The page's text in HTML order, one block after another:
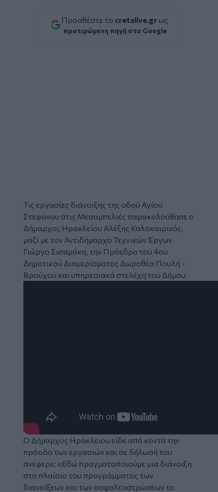
Προσθέστε το cretalive.gr ως
προτιμώμενη πηγή στο Google
Tις εργασίες διάνοιξης της οδού Αγίου
Στεφάνου στις Μεσαμπελιές παρακολούθησε ο
Δήμαρχος Ηρακλείου Αλέξης Καλοκαιρινός,
μαζί με τον Αντιδήμαρχο Τεχνικών Έργων
Γιώργο Σισαμάκη, την Πρόεδρο του 4ου
Δημοτικού Διαμερίσματος Δωροθέα Πουλή -
Βρούχου και υπηρεσιακά στελέχη του Δήμου.
Ο Δήμαρχος Ηράκλειου είδε από κοντά την
πρόοδο των εργασιών και σε δήλωσή του
ανέφερε: «Εδώ πραγματοποιούμε μια διάνοιξη
στο πλαίσιο του προγράμματος των
διανοίξεων και των ασφαλτοστρώσεων το